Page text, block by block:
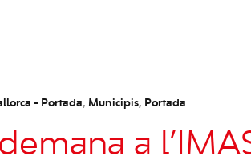
- Portada, Municipis, Portada
a